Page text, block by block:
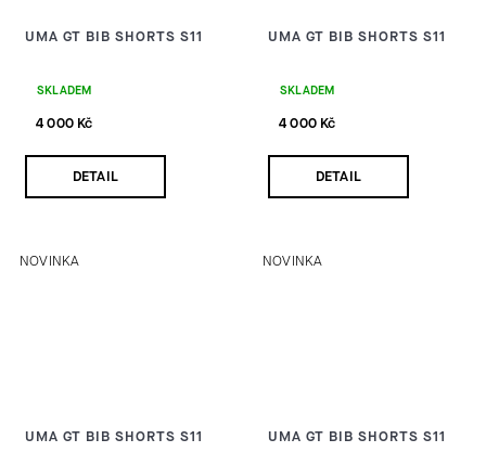
UMA GT BIB SHORTS S11
SKLADEM
4 000 Kč
DETAIL
UMA GT BIB SHORTS S11
SKLADEM
4 000 Kč
DETAIL
NOVINKA
UMA GT BIB SHORTS S11
NOVINKA
UMA GT BIB SHORTS S11